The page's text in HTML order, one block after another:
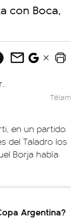
con Boca,
Télam
en un partido
del Taladro los
Borja había
Argentina?